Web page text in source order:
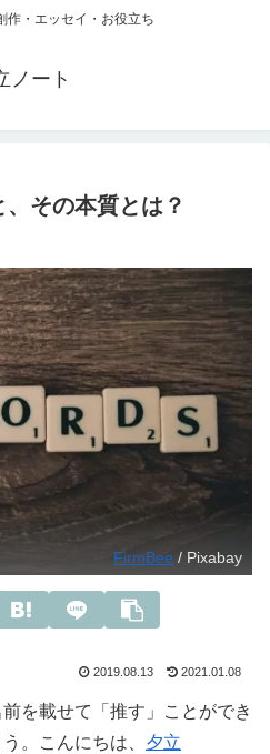
作・エッセイ・お役立ち
ノート
その本質とは？
FirmBee / Pixabay
2019.08.13 2021.01.08
を載せて「推す」ことができ
。こんにちは、 夕立